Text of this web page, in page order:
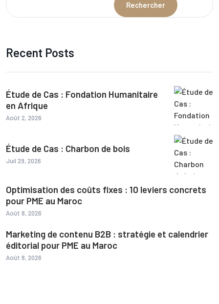
Rechercher
Recent Posts
Étude de Cas : Fondation Humanitaire
en Afrique
Août 2, 2026
Étude de Cas : Charbon de bois
Juil 29, 2026
Optimisation des coûts fixes : 10 leviers concrets
pour PME au Maroc
Août 8, 2026
Marketing de contenu B2B : stratégie et calendrier
éditorial pour PME au Maroc
Août 8, 2026